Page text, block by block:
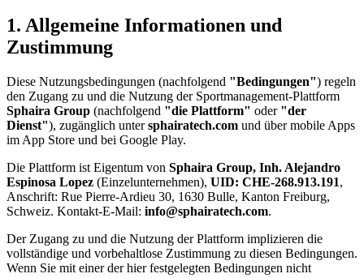
1. Allgemeine Informationen und
Zustimmung
Diese Nutzungsbedingungen (nachfolgend "Bedingungen") regeln
den Zugang zu und die Nutzung der Sportmanagement-Plattform
Sphaira Group (nachfolgend "die Plattform" oder "der
Dienst"), zugänglich untersphairatech.com und über mobile Apps
im App Store und bei Google Play.
Die Plattform ist Eigentum von Sphaira Group, Inh. Alejandro
Espinosa Lopez (Einzelunternehmen), UID: CHE-268.913.191,
Anschrift: Rue Pierre-Ardieu 30, 1630 Bulle, Kanton Freiburg,
Schweiz. Kontakt-E-Mail: info@sphairatech.com.
Der Zugang zu und die Nutzung der Plattform implizieren die
vollständige und vorbehaltlose Zustimmung zu diesen Bedingungen.
Wenn Sie mit einer der hier festgelegten Bedingungen nicht